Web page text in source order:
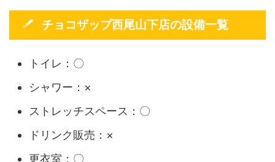
チョコザップ西尾山下店の設備一覧
トイレ：〇
シャワー：×
ストレッチスペース：〇
ドリンク販売：×
更衣室：〇